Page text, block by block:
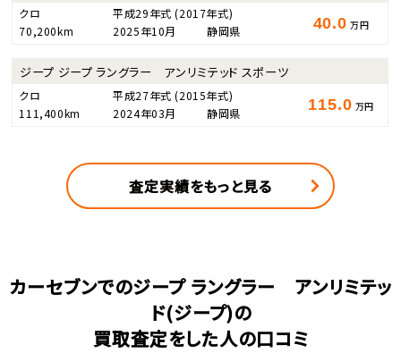
クロ 平成29年式(2017年式)
70,200km
2025年10月 静岡県 40.0 万円
ジープ ジープ ラングラー アンリミテッド スポーツ
クロ 平成27年式(2015年式)
111,400km
2024年03月 静岡県 115.0 万円
査定実績をもっと見る
カーセブンでのジープ ラングラー アンリミテッ
ド(ジープ)の
買取査定をした人の口コミ